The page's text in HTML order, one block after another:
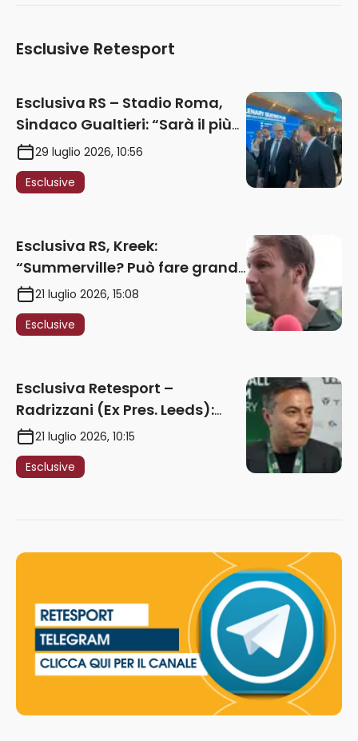
Esclusive Retesport
Esclusiva RS – Stadio Roma,
Sindaco Gualtieri: “Sarà il più
iconico del mondo. Assoluta
unità politica. Prima pietra nel
2027. Ricorsi strumentali?
29 luglio 2026, 10:56
Esclusive
Esclusiva RS, Kreek:
“Summerville? Può fare grandi
cose in Serie A. Godts deve
maturare esperienza per
giocare nella Roma”
21 luglio 2026, 15:08
Esclusive
Esclusiva Retesport –
Radrizzani (Ex Pres. Leeds):
“Summerville ragazzo
speciale, in Italia con Gasp
può esplodere
21 luglio 2026, 10:15
Esclusive